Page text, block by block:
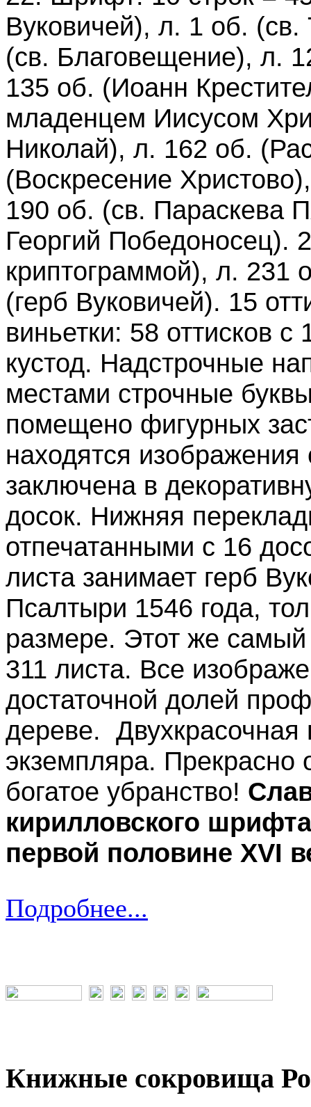
Вуковичей), л. 1 об.
(св. Благовещение), л.
135 об. (Иоанн
младенцем Иисусом
Николай), л. 162 об.
(Воскресение
190 об. (св. Параскева
Георгий Победоносец).
криптограммой), л. 231
(герб Вуковичей). 15
виньетки: 58 оттисков
кустод. Надстрочные
местами строчные
помещено фигурных
находятся
заключена в
досок. Нижняя
отпечатанными с 16
листа занимает герб
Псалтыри 1546 года,
размере. Этот же самый
311 листа. Все
достаточной долей
дереве.
экземпляра.
богатое убранство!
кирилловского
первой половине XVI
Подробнее...
Книжные сокровища